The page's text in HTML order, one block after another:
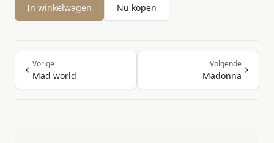
In winkelwagen Nu kopen
Vorige
Mad world
Volgende
Madonna